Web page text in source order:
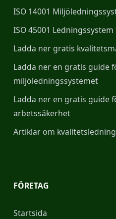
ISO 14001
ISO 45001
Ladda ner gratis
Ladda ner en gratis guide
miljöledningssystemet
Ladda ner en gratis guide
arbetssäkerhet
Artiklar om kvalitetsledning
FÖRETAG
Startsida